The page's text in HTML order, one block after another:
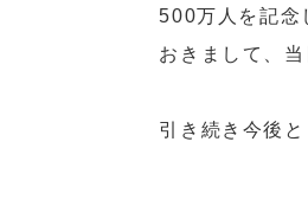
500万人を記念
おきまして、
引き続き今後